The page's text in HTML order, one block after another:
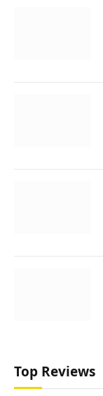
Top Reviews